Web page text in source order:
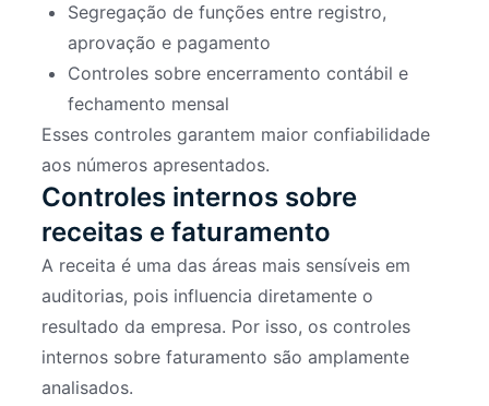
Segregação de funções entre registro,
aprovação e pagamento
Controles sobre encerramento contábil e
fechamento mensal
Esses controles garantem maior confiabilidade
aos números apresentados.
Controles internos sobre
receitas e faturamento
A receita é uma das áreas mais sensíveis em
auditorias, pois influencia diretamente o
resultado da empresa. Por isso, os controles
internos sobre faturamento são amplamente
analisados.